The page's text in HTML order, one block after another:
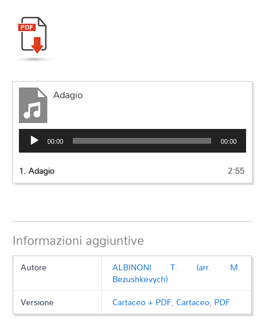
Adagio
Audio
Player 00:00 00:00
1.Adagio 2:55
Informazioni aggiuntive
Autore ALBINONI T. (arr. M.
Bezushkevych)
Versione
Cartaceo + PDF,Cartaceo, PDF